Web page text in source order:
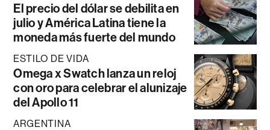
El precio del dólar se debilita en
julio y América Latina tiene la
moneda más fuerte del mundo
ESTILO DE VIDA
Omega x Swatch lanza un reloj
con oro para celebrar el alunizaje
del Apollo 11
ARGENTINA